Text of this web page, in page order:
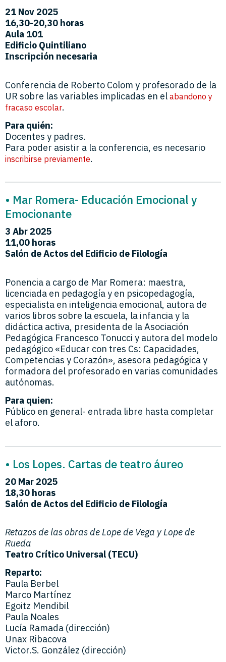
21 Nov 2025
16,30-20,30 horas
Aula 101
Edificio Quintiliano
Inscripción necesaria
Conferencia de Roberto Colom y profesorado de la
UR sobre las variables implicadas en el abandono y
fracaso escolar.
Para quién:
Docentes y padres.
Para poder asistir a la conferencia, es necesario
inscribirse previamente.
• Mar Romera- Educación Emocional y
Emocionante
3 Abr 2025
11,00 horas
Salón de Actos del Edificio de Filología
Ponencia a cargo de Mar Romera: maestra,
licenciada en pedagogía y en psicopedagogía,
especialista en inteligencia emocional, autora de
varios libros sobre la escuela, la infancia y la
didáctica activa, presidenta de la Asociación
Pedagógica Francesco Tonucci y autora del modelo
pedagógico «Educar con tres Cs: Capacidades,
Competencias y Corazón», asesora pedagógica y
formadora del profesorado en varias comunidades
autónomas.
Para quien:
Público en general- entrada libre hasta completar
el aforo.
• Los Lopes. Cartas de teatro áureo
20 Mar 2025
18,30 horas
Salón de Actos del Edificio de Filología
Retazos de las obras de Lope de Vega y Lope de
Rueda
Teatro Crítico Universal (TECU)
Reparto:
Paula Berbel
Marco Martínez
Egoitz Mendibil
Paula Noales
Lucía Ramada (dirección)
Unax Ribacova
Victor.S. González (dirección)